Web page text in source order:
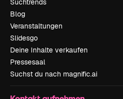
Suchtrends
Blog
Veranstaltungen
Slidesgo
Deine Inhalte verkaufen
Pressesaal
Suchst du nach magnific.ai